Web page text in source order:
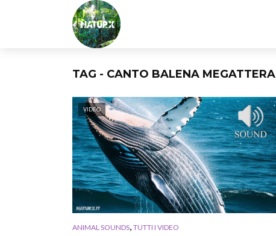
TAG - CANTO BALENA MEGATTERA
VIDEO
ANIMAL SOUNDS, TUTTI I VIDEO